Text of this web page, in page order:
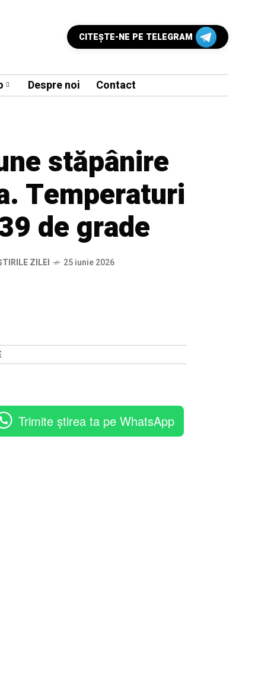
CITEŞTE-NE PE TELEGRAM
Despre noi Contact
stăpânire
Temperaturi
de grade
ZILEI 25 iunie 2026
Trimite știrea ta pe WhatsApp